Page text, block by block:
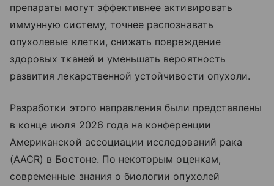
препараты могут эффективнее активировать
иммунную систему, точнее распознавать
опухолевые клетки, снижать повреждение
здоровых тканей и уменьшать вероятность
развития лекарственной устойчивости опухоли.
Разработки этого направления были представлены
в конце июля 2026 года на конференции
Американской ассоциации исследований рака
(AACR) в Бостоне. По некоторым оценкам,
современные знания о биологии опухолей